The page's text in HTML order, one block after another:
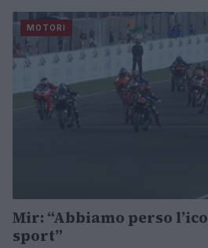
MOTORI
Mir: “Abbiamo perso
sport”